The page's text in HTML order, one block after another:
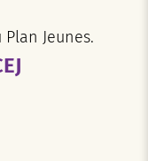
Jeunes.